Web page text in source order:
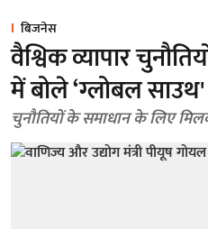
बिजनेस
वैश्विक व्यापार
में बोले ‘ग्लोबल साउथ'
चुनौतियों के समाधान के लिए